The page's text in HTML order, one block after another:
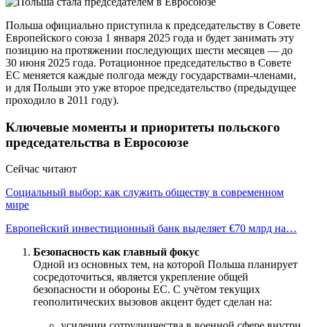
Польша официально приступила к председательству в Совете
Европейского союза 1 января 2025 года и будет занимать эту
позицию на протяжении последующих шести месяцев — до
30 июня 2025 года. Ротационное председательство в Совете
ЕС меняется каждые полгода между государствами-членами,
и для Польши это уже второе председательство (предыдущее
проходило в 2011 году).
Ключевые моменты и приоритеты польского
председательства в Евросоюзе
Сейчас читают
Социальный выбор: как служить обществу в современном
мире
Европейский инвестиционный банк выделяет €70 млрд на…
Безопасность как главный фокус
Одной из основных тем, на которой Польша планирует
сосредоточиться, является укрепление общей
безопасности и обороны ЕС. С учётом текущих
геополитических вызовов акцент будет сделан на: